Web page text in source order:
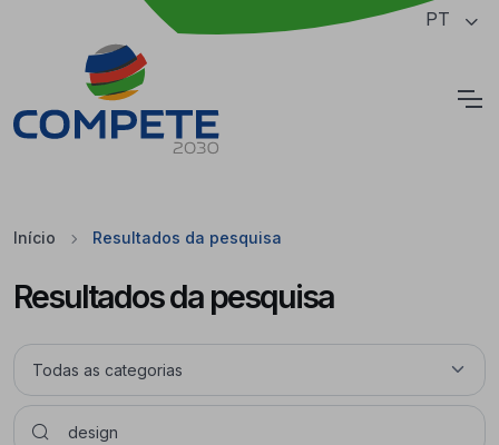
Saltar para o conteúdo principal da página PT
Início Resultados da pesquisa
Resultados da pesquisa